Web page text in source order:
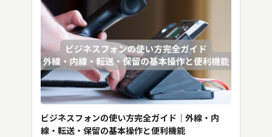
ビッグデータ
ビジネスフォンの使い方完全ガイド｜外線・内
線・転送・保留の基本操作と便利機能